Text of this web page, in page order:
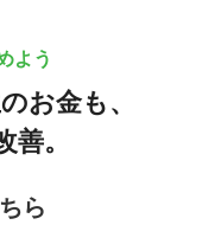
よう
お金も、
。
ら